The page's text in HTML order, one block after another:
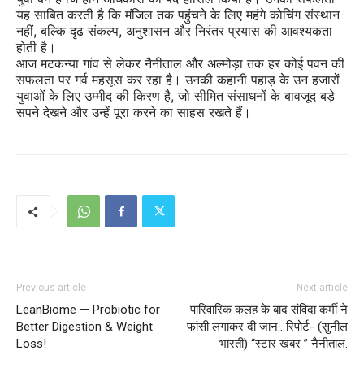
यह साबित करती है कि मंजिल तक पहुंचने के लिए महंगे कोचिंग संस्थान
नहीं, बल्कि दृढ़ संकल्प, अनुशासन और निरंतर प्रयास की आवश्यकता
होती है।
आज मटकन्या गांव से लेकर नैनीताल और अल्मोड़ा तक हर कोई पवन की
सफलता पर गर्व महसूस कर रहा है। उनकी कहानी पहाड़ के उन हजारों
युवाओं के लिए उम्मीद की किरण है, जो सीमित संसाधनों के बावजूद बड़े
सपने देखने और उन्हें पूरा करने का साहस रखते हैं।
Previous article
LeanBiome — Probiotic for
Better Digestion & Weight
Loss!
Next article
पारिवारिक कलह के बाद संविदा कर्मी ने
फांसी लगाकर दी जान.. रिपोर्ट- (सुनील
भारती) “स्टार खबर ” नैनीताल.